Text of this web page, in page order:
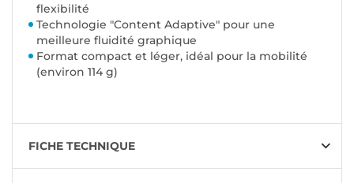
flexibilité
Technologie "Content Adaptive" pour une
meilleure fluidité graphique
Format compact et léger, idéal pour la mobilité
(environ 114 g)
FICHE TECHNIQUE